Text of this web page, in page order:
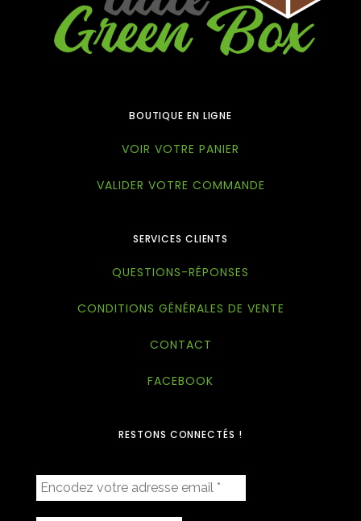
BOUTIQUE EN LIGNE
VOIR VOTRE PANIER
VALIDER VOTRE COMMANDE
SERVICES CLIENTS
QUESTIONS-RÉPONSES
CONDITIONS GÉNÉRALES DE VENTE
CONTACT
FACEBOOK
RESTONS CONNECTÉS !